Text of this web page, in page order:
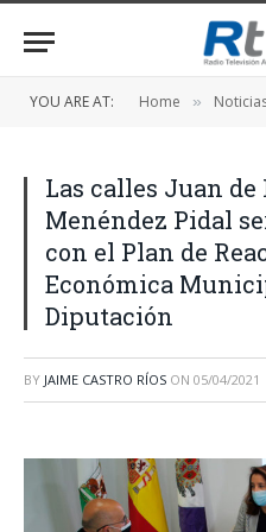
YOU ARE AT: Home »
Las calles Juan
Menéndez Pidal
con el Plan de
Económica
Diputación
BY JAIME CASTRO RÍOS ON 05/04/2021